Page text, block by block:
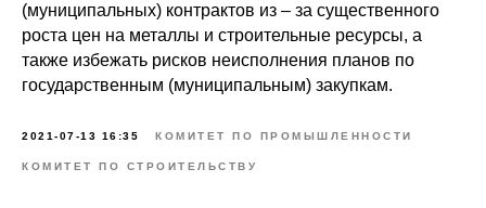
(муниципальных) контрактов из – за существенного
роста цен на металлы и строительные ресурсы, а
также избежать рисков неисполнения планов по
государственным (муниципальным) закупкам.
2021-07-13 16:35 КОМИТЕТ ПО ПРОМЫШЛЕННОСТИ
КОМИТЕТ ПО СТРОИТЕЛЬСТВУ